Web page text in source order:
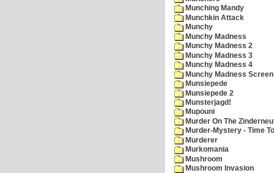
Munching Mandy
Munchkin Attack
Munchy
Munchy Madness
Munchy Madness 2
Munchy Madness 3
Munchy Madness 4
Munchy Madness
Munsiepede
Munsiepede 2
Munsterjagd!
Mupouni
Murder On The
Murder-Mystery - Time
Murderer
Murkomania
Mushroom
Mushroom Invasion